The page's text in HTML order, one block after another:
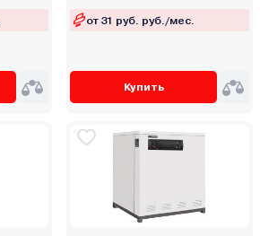
от 31 руб. руб./мес.
Купить